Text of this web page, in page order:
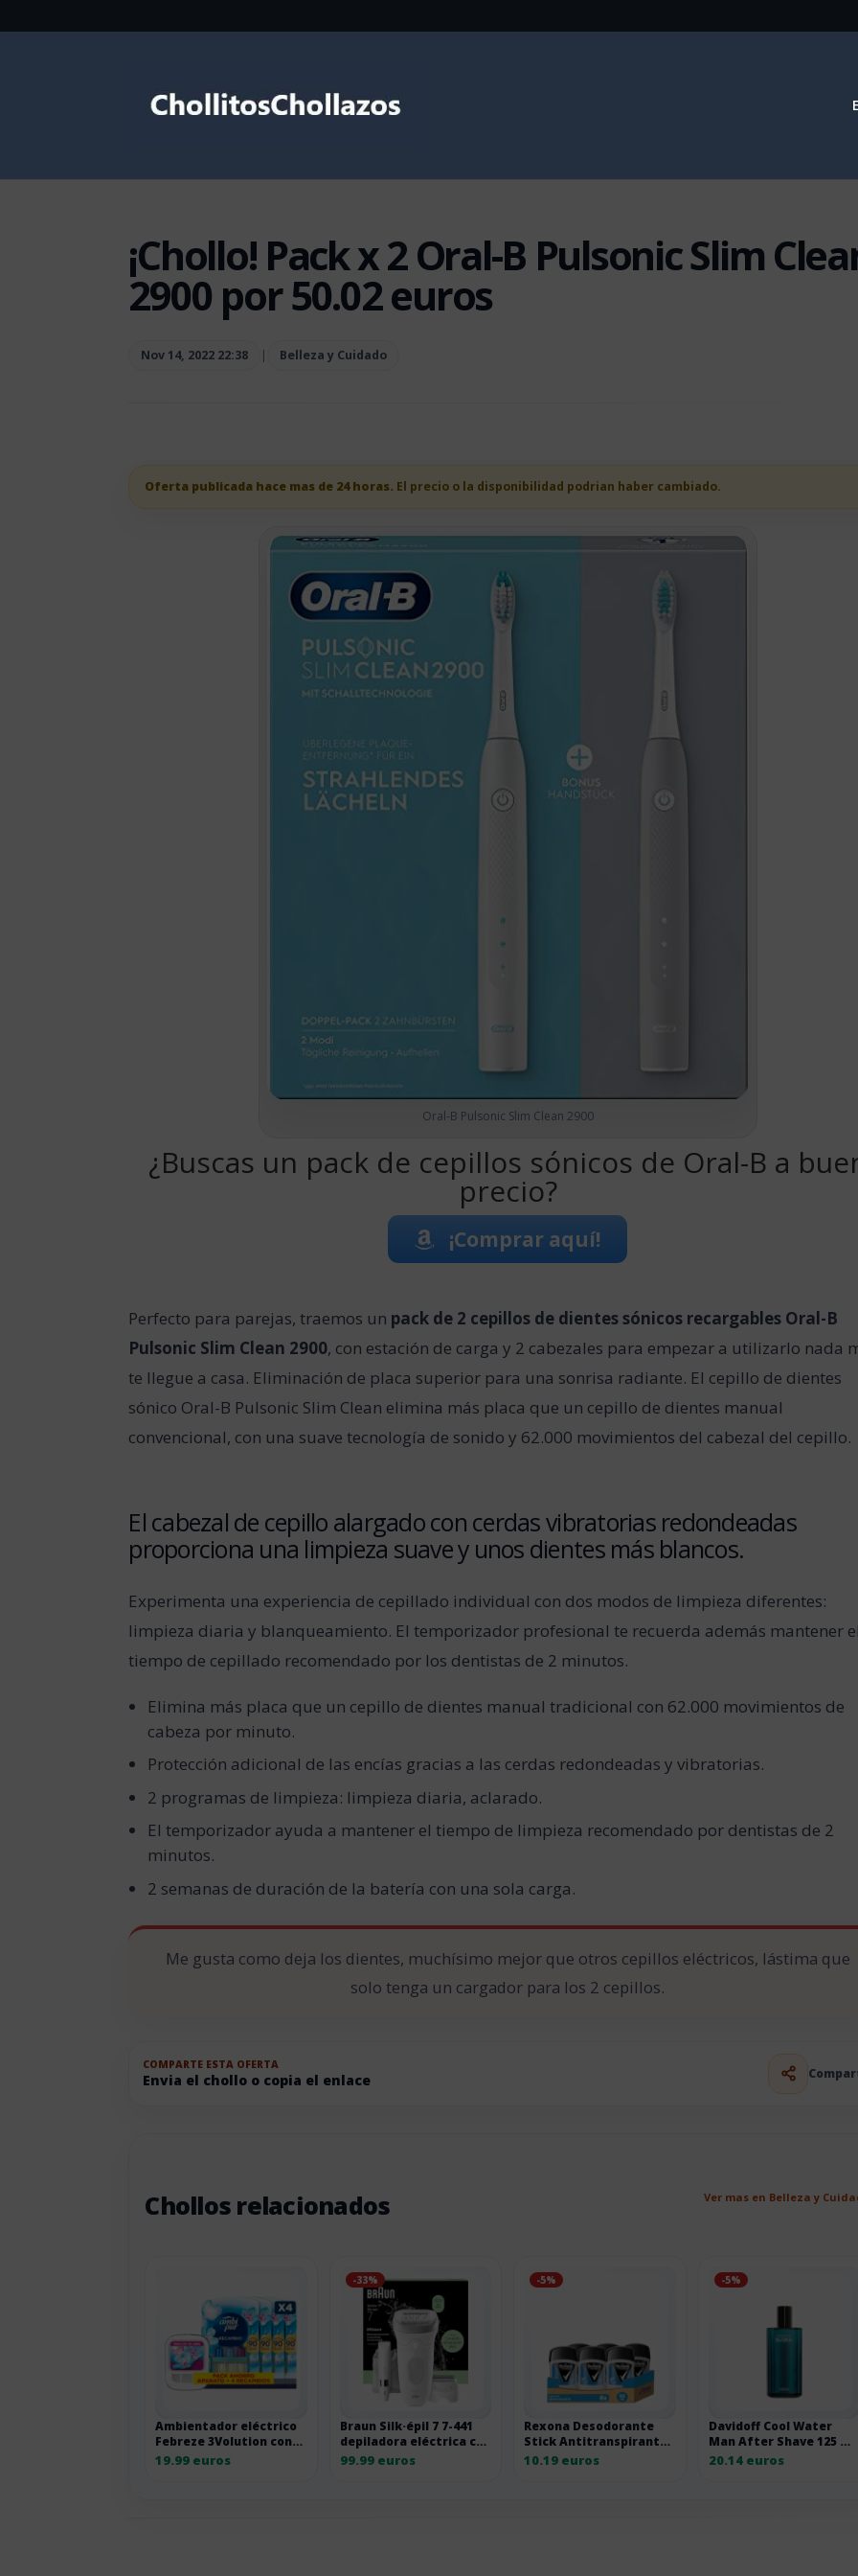
¡Chollo! Pack x 2 Oral-B Pulsonic Slim
2900 por 50.02 euros
Nov 14, 2022 22:38 | Belleza y Cuidado
Oferta publicada hace mas de 24 horas. El precio o la disponibilidad podrian haber cambiado.
Oral-B Pulsonic Slim Clean 2900
¿Buscas un pack de cepillos sónicos de Oral-B a
precio?
¡Comprar aquí!
Perfecto para parejas, traemos un pack de 2 cepillos de dientes sónicos recargables Oral-B
Pulsonic Slim Clean 2900, con estación de carga y 2 cabezales para empezar a utilizarlo nada
te llegue a casa. Eliminación de placa superior para una sonrisa radiante. El cepillo de dientes
sónico Oral-B Pulsonic Slim Clean elimina más placa que un cepillo de dientes manual
convencional, con una suave tecnología de sonido y 62.000 movimientos del cabezal del cepillo.
El cabezal de cepillo alargado con cerdas vibratorias redondeadas
proporciona una limpieza suave y unos dientes más blancos.
Experimenta una experiencia de cepillado individual con dos modos de limpieza diferentes:
limpieza diaria y blanqueamiento. El temporizador profesional te recuerda además mantener
tiempo de cepillado recomendado por los dentistas de 2 minutos.
Elimina más placa que un cepillo de dientes manual tradicional con 62.000 movimientos de
cabeza por minuto.
Protección adicional de las encías gracias a las cerdas redondeadas y vibratorias.
2 programas de limpieza: limpieza diaria, aclarado.
El temporizador ayuda a mantener el tiempo de limpieza recomendado por dentistas de 2
minutos.
2 semanas de duración de la batería con una sola carga.
Me gusta como deja los dientes, muchísimo mejor que otros cepillos eléctricos, lástima que
solo tenga un cargador para los 2 cepillos.
COMPARTE ESTA OFERTA
Envia el chollo o copia el enlace
Chollos relacionados Ver mas en Belleza y
Ambientador eléctrico
Febreze 3Volution con
recambios
19.99 euros
-33%
Braun Silk·épil 7 7-441
depiladora eléctrica con
cabezal de masaje
99.99 euros
-5%
Rexona Desodorante
Stick Antitranspirante
para hombre Cobalt Dry
10.19 euros
-5%
Davidoff Cool Water
Man After Shave 125 ml
125ML
20.14 euros